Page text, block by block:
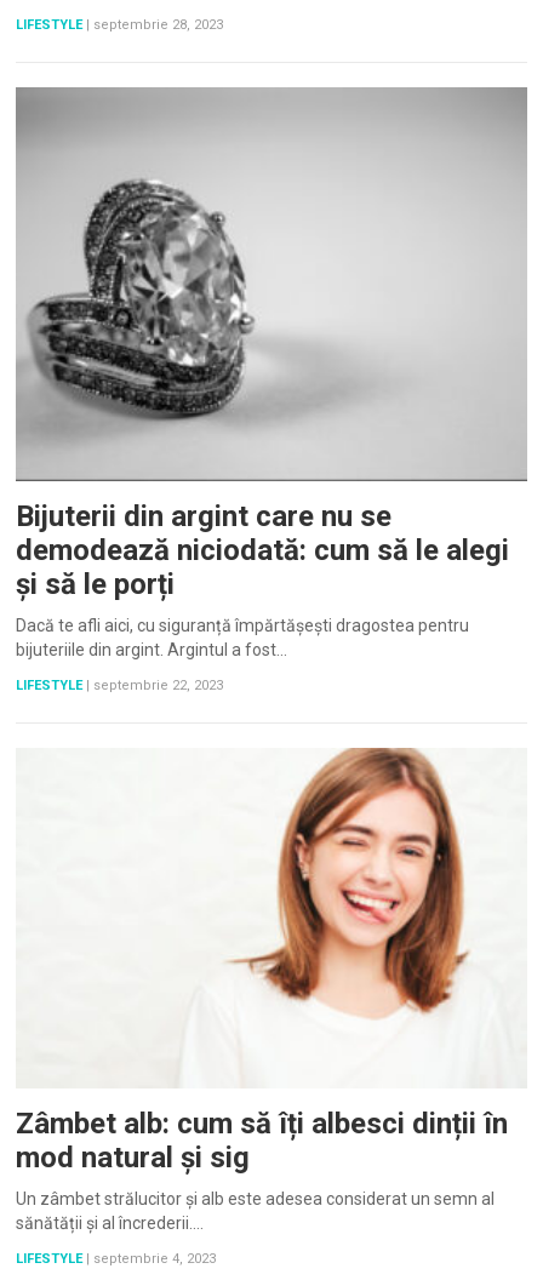
LIFESTYLE | septembrie 28, 2023
Bijuterii din argint care nu se
demodează niciodată: cum să le alegi
și să le porți
Dacă te afli aici, cu siguranță împărtășești dragostea pentru
bijuteriile din argint. Argintul a fost…
LIFESTYLE septembrie 22, 2023
Zâmbet alb: cum să îți albesci dinții în
mod natural și sig
Un zâmbet strălucitor și alb este adesea considerat un semn al
sănătății și al încrederii.…
LIFESTYLE | septembrie 4, 2023